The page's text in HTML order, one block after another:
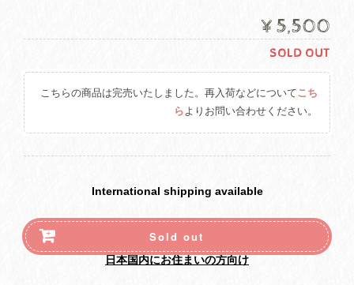
¥5,500
SOLD OUT
こちらの商品は完売いたしました。再入荷などについてこち
らよりお問い合わせください。
International shipping available
Sold out
日本国内にお住まいの方向け